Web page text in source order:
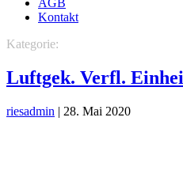
AGB
Kontakt
Kategorie:
Luftgek. Verfl.
riesadmin | 28. Mai 2020